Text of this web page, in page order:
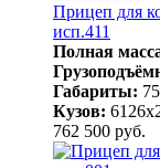
Прицеп для
исп.411
Полная
Габариты:
Кузов:
762 500 руб.